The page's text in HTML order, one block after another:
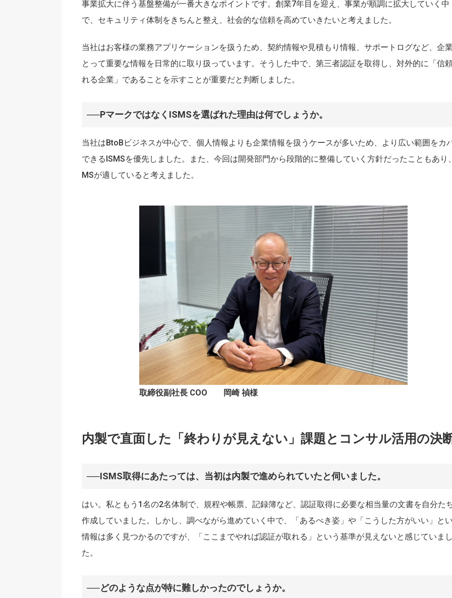
事業拡大に伴う基盤整備が一番大きなポイントです。創業7年目を迎え、事業が順調に拡大していく中
で、セキュリティ体制をきちんと整え、社会的な信頼を高めていきたいと考えました。
当社はお客様の業務アプリケーションを扱うため、契約情報や見積もり情報、サポートログなど、企
とって重要な情報を日常的に取り扱っています。そうした中で、第三者認証を取得し、対外的に「信
れる企業」であることを示すことが重要だと判断しました。
──PマークではなくISMSを選ばれた理由は何でしょうか。
当社はBtoBビジネスが中心で、個人情報よりも企業情報を扱うケースが多いため、より広い範囲をカ
できるISMSを優先しました。また、今回は開発部門から段階的に整備していく方針だったこともあり
MSが適していると考えました。
取締役副社長 COO 岡崎 禎様
内製で直面した「終わりが見えない」課題とコンサル活用の決
──ISMS取得にあたっては、当初は内製で進められていたと伺いました。
はい。私ともう1名の2名体制で、規程や帳票、記録簿など、認証取得に必要な相当量の文書を自分た
作成していました。しかし、調べながら進めていく中で、「あるべき姿」や「こうした方がいい」と
情報は多く見つかるのですが、「ここまでやれば認証が取れる」という基準が見えないと感じていまし
た。
──どのような点が特に難しかったのでしょうか。